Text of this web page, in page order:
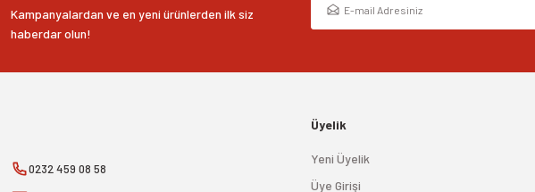
Kampanyalardan ve en yeni ürünlerden ilk siz
haberdar olun!
0232 459 08 58
Üyelik
Yeni Üyelik
Üye Girişi